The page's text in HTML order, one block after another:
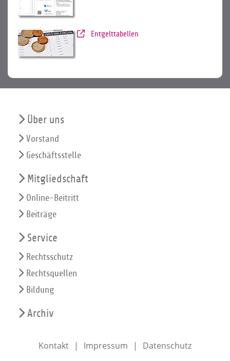
Entgelttabellen
Über uns
Vorstand
Geschäftsstelle
Mitgliedschaft
Online-Beitritt
Beiträge
Service
Rechtsschutz
Rechtsquellen
Bildung
Archiv
Kontakt Impressum Datenschutz